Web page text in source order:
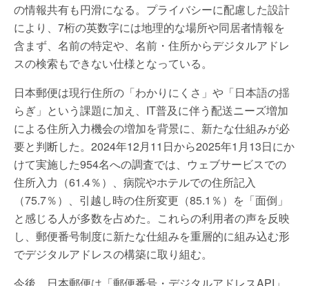
の情報共有も円滑になる。プライバシーに配慮した設計
により、7桁の英数字には地理的な場所や同居者情報を
含まず、名前の特定や、名前・住所からデジタルアドレ
スの検索もできない仕様となっている。
日本郵便は現行住所の「わかりにくさ」や「日本語の揺
らぎ」という課題に加え、IT普及に伴う配送ニーズ増加
による住所入力機会の増加を背景に、新たな仕組みが必
要と判断した。2024年12月11日から2025年1月13日にか
けて実施した954名への調査では、ウェブサービスでの
住所入力（61.4％）、病院やホテルでの住所記入
（75.7％）、引越し時の住所変更（85.1％）を「面倒」
と感じる人が多数を占めた。これらの利用者の声を反映
し、郵便番号制度に新たな仕組みを重層的に組み込む形
でデジタルアドレスの構築に取り組む。